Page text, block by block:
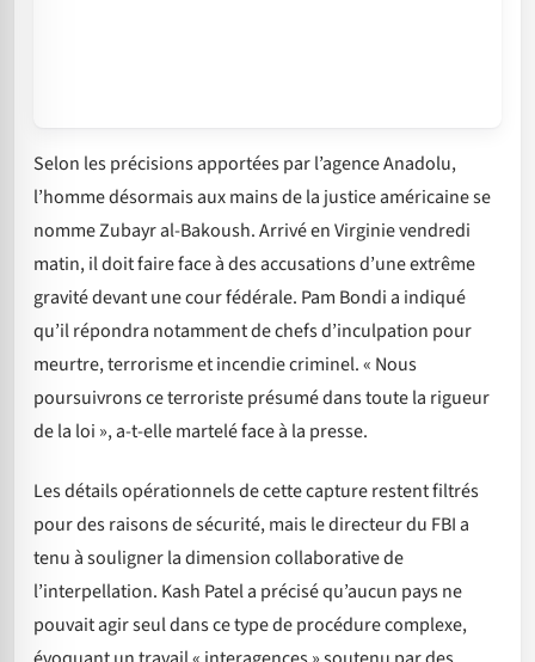
Selon les précisions apportées par l’agence Anadolu,
l’homme désormais aux mains de la justice américaine se
nomme Zubayr al-Bakoush. Arrivé en Virginie vendredi
matin, il doit faire face à des accusations d’une extrême
gravité devant une cour fédérale. Pam Bondi a indiqué
qu’il répondra notamment de chefs d’inculpation pour
meurtre, terrorisme et incendie criminel. « Nous
poursuivrons ce terroriste présumé dans toute la rigueur
de la loi », a-t-elle martelé face à la presse.
Les détails opérationnels de cette capture restent filtrés
pour des raisons de sécurité, mais le directeur du FBI a
tenu à souligner la dimension collaborative de
l’interpellation. Kash Patel a précisé qu’aucun pays ne
pouvait agir seul dans ce type de procédure complexe,